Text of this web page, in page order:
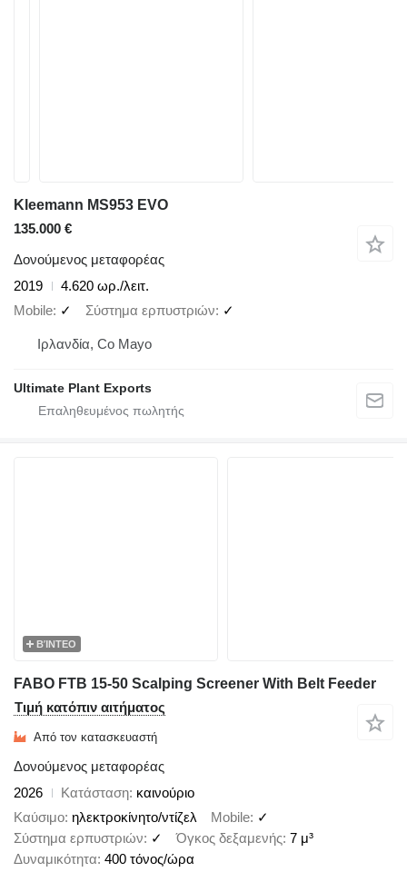
Kleemann MS953 EVO
135.000 €
Δονούμενος μεταφορέας
2019
4.620 ωρ./λειτ.
Mobile ✓ Σύστημα ερπυστριών ✓
Ιρλανδία, Co Mayo
Ultimate Plant Exports
ΒΊΝΤΕΟ
FABO FTB 15-50 Scalping Screener With Belt Feeder
Τιμή κατόπιν αιτήματος
Από τον κατασκευαστή
Δονούμενος μεταφορέας
2026
Κατάσταση καινούριο
Καύσιμο ηλεκτροκίνητο/ντίζελ Mobile ✓
Σύστημα ερπυστριών
✓ Όγκος δεξαμενής 7 μ³
Δυναμικότητα 400 τόνος/ώρα